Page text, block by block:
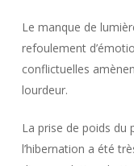
Le manque de
refoulement
conflictuelles
lourdeur.
La prise de poids du
l’hibernation a été